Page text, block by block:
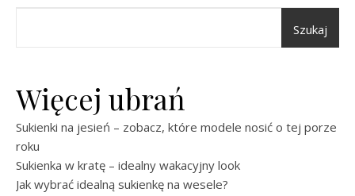
Szukaj
Więcej ubrań
Sukienki na jesień – zobacz, które modele nosić o tej porze
roku
Sukienka w kratę – idealny wakacyjny look
Jak wybrać idealną sukienkę na wesele?